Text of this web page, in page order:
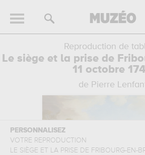
Reproduction de
Le siège et la prise de
11 octobre
de Pierre
PERSONNALISEZ
VOTRE REPRODUCTION
LE SIÈGE ET LA PRISE DE FRIBOURG-EN-